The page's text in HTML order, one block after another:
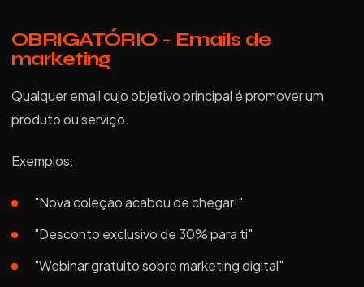
OBRIGATÓRIO - Emails de
marketing
Qualquer email cujo objetivo principal é promover um
produto ou serviço.
Exemplos:
"Nova coleção acabou de chegar!"
"Desconto exclusivo de 30% para ti"
"Webinar gratuito sobre marketing digital"